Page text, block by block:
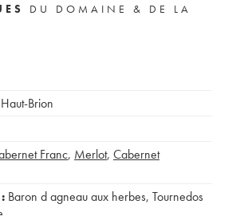
DU DOMAINE & DE LA
Brion
Franc, Merlot, Cabernet
Baron d agneau aux herbes, Tournedos